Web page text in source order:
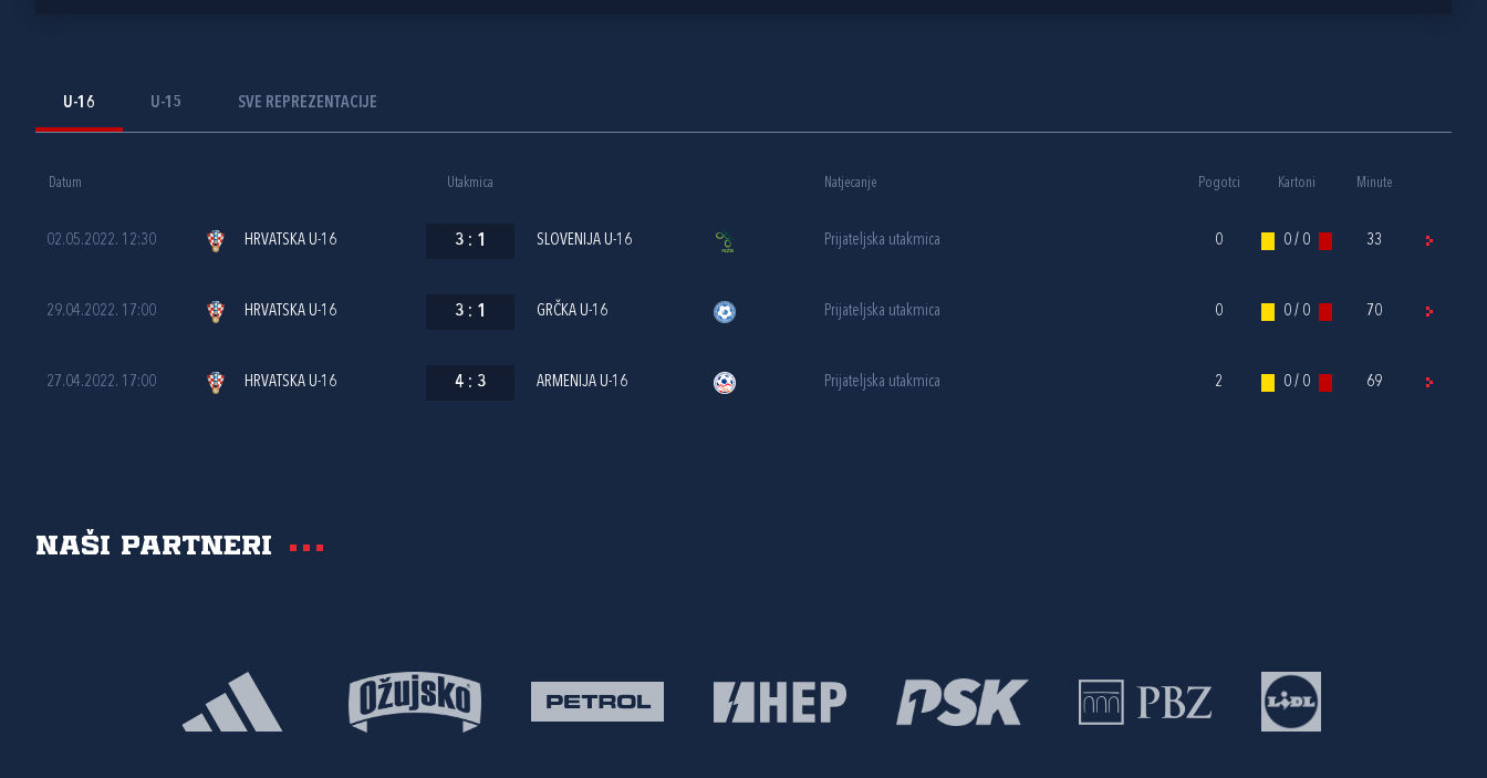
U-16 U-15 SVE REPREZENTACIJE
Datum Utakmica Natjecanje Pogotci Kartoni Minute
02.05.2022. 12:30 HRVATSKA U-16 3 : 1 SLOVENIJA U-16 Prijateljska utakmica 0 0 / 0 33
29.04.2022. 17:00 HRVATSKA U-16 3 : 1 GRČKA U-16 Prijateljska utakmica 0 0 / 0 70
27.04.2022. 17:00 HRVATSKA U-16 4 : 3 ARMENIJA U-16 Prijateljska utakmica 2 0 / 0 69
Naši partneri